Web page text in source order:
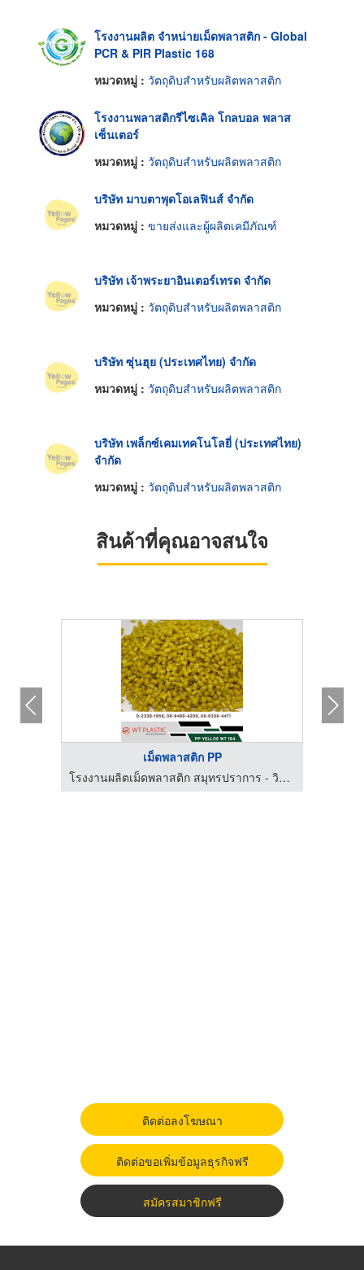
โรงงานผลิต จำหน่ายเม็ดพลาสติก - Global
PCR & PIR Plastic 168
หมวดหมู่ : วัตถุดิบสำหรับผลิตพลาสติก
โรงงานพลาสติกรีไซเคิล โกลบอล พลาส
เซ็นเตอร์
หมวดหมู่ : วัตถุดิบสำหรับผลิตพลาสติก
บริษัท มาบตาพุดโอเลฟินส์ จำกัด
หมวดหมู่ : ขายส่งและผู้ผลิตเคมีภัณฑ์
บริษัท เจ้าพระยาอินเตอร์เทรด จำกัด
หมวดหมู่ : วัตถุดิบสำหรับผลิตพลาสติก
บริษัท ซุ่นฮุย (ประเทศไทย) จำกัด
หมวดหมู่ : วัตถุดิบสำหรับผลิตพลาสติก
บริษัท เพล็กซ์เคมเทคโนโลยี่ (ประเทศไทย)
จำกัด
หมวดหมู่ : วัตถุดิบสำหรับผลิตพลาสติก
สินค้าที่คุณอาจสนใจ
เม็ดพลาสติก PP
โรงงานผลิตเม็ดพลาสติก สมุทรปราการ - วิทยา อินเตอร์เทรด
ติดต่อลงโฆษณา
ติดต่อขอเพิ่มข้อมูลธุรกิจฟรี
สมัครสมาชิกฟรี